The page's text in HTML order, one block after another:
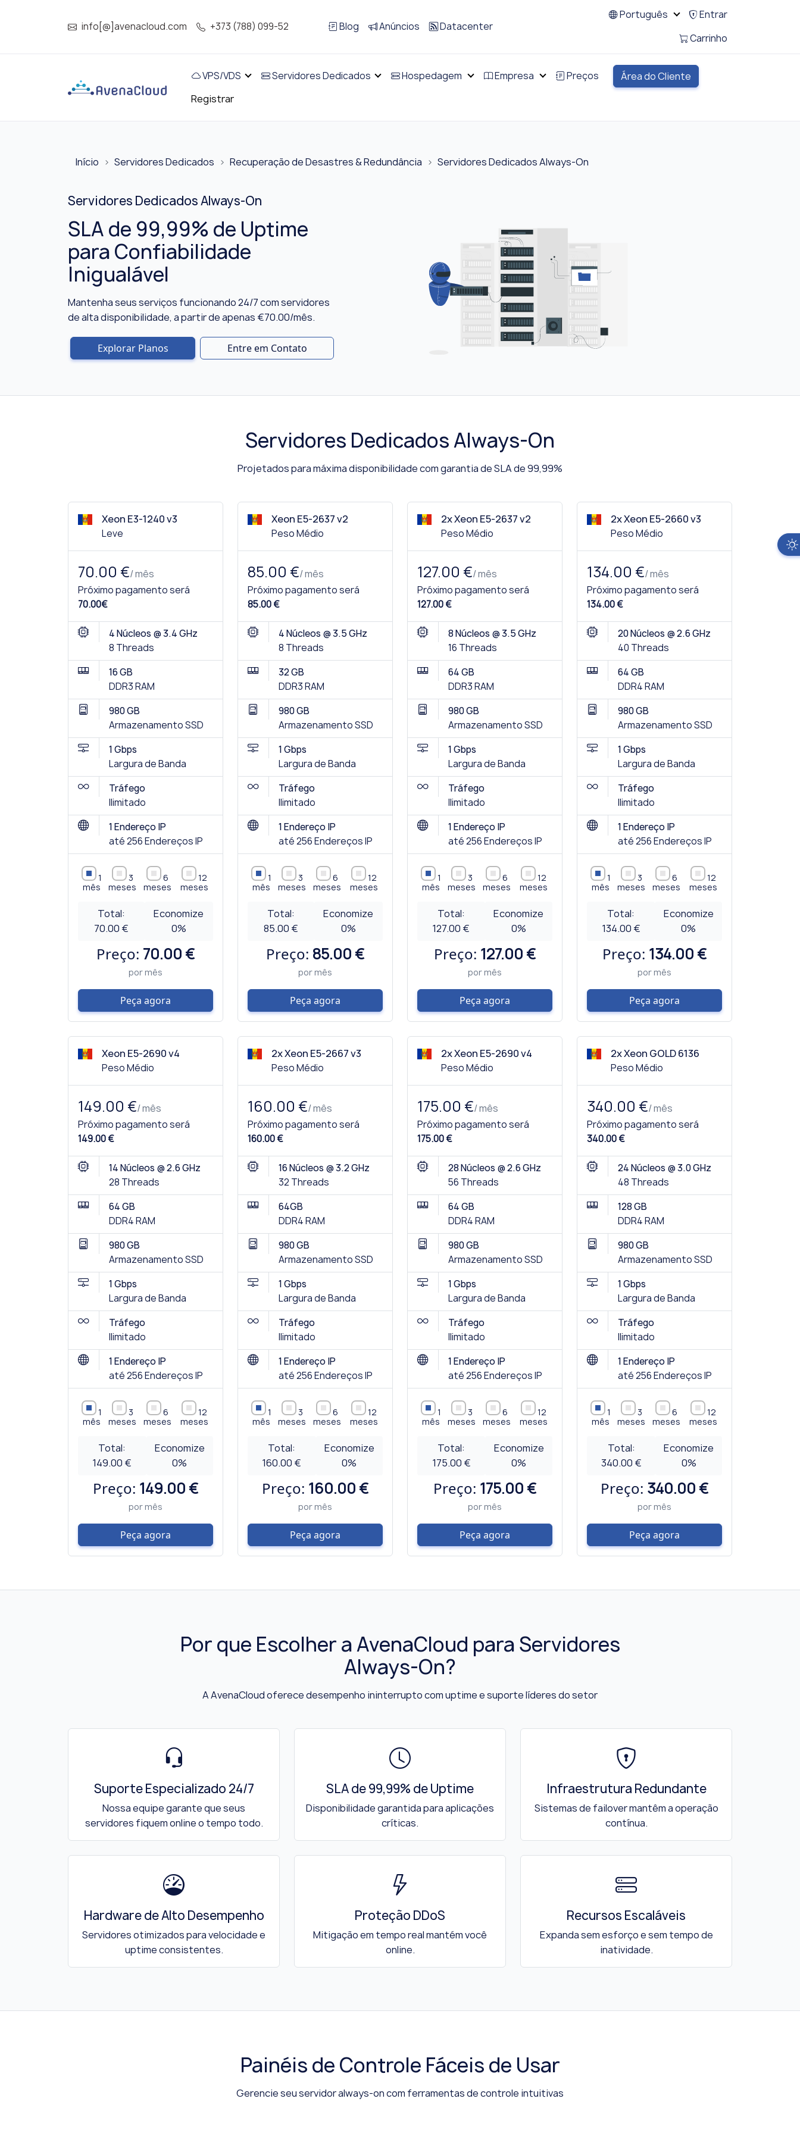
info[@]avenacloud.com +373 (788) 099-52 Blog Anúncios Datacenter
Português
Entrar
Carrinho
VPS/VDS Servidores Dedicados Hospedagem Empresa Preços
Área do Cliente
Registrar
Início Servidores Dedicados Recuperação de Desastres & Redundância Servidores Dedicados Always-On
Servidores Dedicados Always-On
SLA de 99,99% de Uptime
para Confiabilidade
Inigualável
Mantenha seus serviços funcionando 24/7 com servidores
de alta disponibilidade, a partir de apenas €70.00/mês.
Explorar Planos Entre em Contato
Servidores Dedicados Always-On
Projetados para máxima disponibilidade com garantia de SLA de 99,99%
Xeon E3-1240 v3
Leve
70.00 €/ mês
Próximo pagamento será
70.00€
4 Núcleos @ 3.4 GHz
8 Threads
16 GB
DDR3 RAM
980 GB
Armazenamento SSD
1 Gbps
Largura de Banda
Tráfego
Ilimitado
1 Endereço IP
até 256 Endereços IP
1
mês
3
meses
6
meses
12
meses
Total:
70.00 €
Economize
0%
Preço: 70.00 €
por mês
Peça agora
Xeon E5-2637 v2
Peso Médio
85.00 €/ mês
Próximo pagamento será
85.00 €
4 Núcleos @ 3.5 GHz
8 Threads
32 GB
DDR3 RAM
980 GB
Armazenamento SSD
1 Gbps
Largura de Banda
Tráfego
Ilimitado
1 Endereço IP
até 256 Endereços IP
1
mês
3
meses
6
meses
12
meses
Total:
85.00 €
Economize
0%
Preço: 85.00 €
por mês
Peça agora
2x Xeon E5-2637 v2
Peso Médio
127.00 €/ mês
Próximo pagamento será
127.00 €
8 Núcleos @ 3.5 GHz
16 Threads
64 GB
DDR3 RAM
980 GB
Armazenamento SSD
1 Gbps
Largura de Banda
Tráfego
Ilimitado
1 Endereço IP
até 256 Endereços IP
1
mês
3
meses
6
meses
12
meses
Total:
127.00 €
Economize
0%
Preço: 127.00 €
por mês
Peça agora
2x Xeon E5-2660 v3
Peso Médio
134.00 €/ mês
Próximo pagamento será
134.00 €
20 Núcleos @ 2.6 GHz
40 Threads
64 GB
DDR4 RAM
980 GB
Armazenamento SSD
1 Gbps
Largura de Banda
Tráfego
Ilimitado
1 Endereço IP
até 256 Endereços IP
1
mês
3
meses
6
meses
12
meses
Total:
134.00 €
Economize
0%
Preço: 134.00 €
por mês
Peça agora
Xeon E5-2690 v4
Peso Médio
149.00 €/ mês
Próximo pagamento será
149.00 €
14 Núcleos @ 2.6 GHz
28 Threads
64 GB
DDR4 RAM
980 GB
Armazenamento SSD
1 Gbps
Largura de Banda
Tráfego
Ilimitado
1 Endereço IP
até 256 Endereços IP
1
mês
3
meses
6
meses
12
meses
Total:
149.00 €
Economize
0%
Preço: 149.00 €
por mês
Peça agora
2x Xeon E5-2667 v3
Peso Médio
160.00 €/ mês
Próximo pagamento será
160.00 €
16 Núcleos @ 3.2 GHz
32 Threads
64GB
DDR4 RAM
980 GB
Armazenamento SSD
1 Gbps
Largura de Banda
Tráfego
Ilimitado
1 Endereço IP
até 256 Endereços IP
1
mês
3
meses
6
meses
12
meses
Total:
160.00 €
Economize
0%
Preço: 160.00 €
por mês
Peça agora
2x Xeon E5-2690 v4
Peso Médio
175.00 €/ mês
Próximo pagamento será
175.00 €
28 Núcleos @ 2.6 GHz
56 Threads
64 GB
DDR4 RAM
980 GB
Armazenamento SSD
1 Gbps
Largura de Banda
Tráfego
Ilimitado
1 Endereço IP
até 256 Endereços IP
1
mês
3
meses
6
meses
12
meses
Total:
175.00 €
Economize
0%
Preço: 175.00 €
por mês
Peça agora
2x Xeon GOLD 6136
Peso Médio
340.00 €/ mês
Próximo pagamento será
340.00 €
24 Núcleos @ 3.0 GHz
48 Threads
128 GB
DDR4 RAM
980 GB
Armazenamento SSD
1 Gbps
Largura de Banda
Tráfego
Ilimitado
1 Endereço IP
até 256 Endereços IP
1
mês
3
meses
6
meses
12
meses
Total:
340.00 €
Economize
0%
Preço: 340.00 €
por mês
Peça agora
Por que Escolher a AvenaCloud para Servidores
Always-On?
A AvenaCloud oferece desempenho ininterrupto com uptime e suporte líderes do setor
Suporte Especializado 24/7
Nossa equipe garante que seus
servidores fiquem online o tempo todo.
SLA de 99,99% de Uptime
Disponibilidade garantida para aplicações
críticas.
Infraestrutura Redundante
Sistemas de failover mantêm a operação
contínua.
Hardware de Alto Desempenho
Servidores otimizados para velocidade e
uptime consistentes.
Proteção DDoS
Mitigação em tempo real mantém você
online.
Recursos Escaláveis
Expanda sem esforço e sem tempo de
inatividade.
Painéis de Controle Fáceis de Usar
Gerencie seu servidor always-on com ferramentas de controle intuitivas